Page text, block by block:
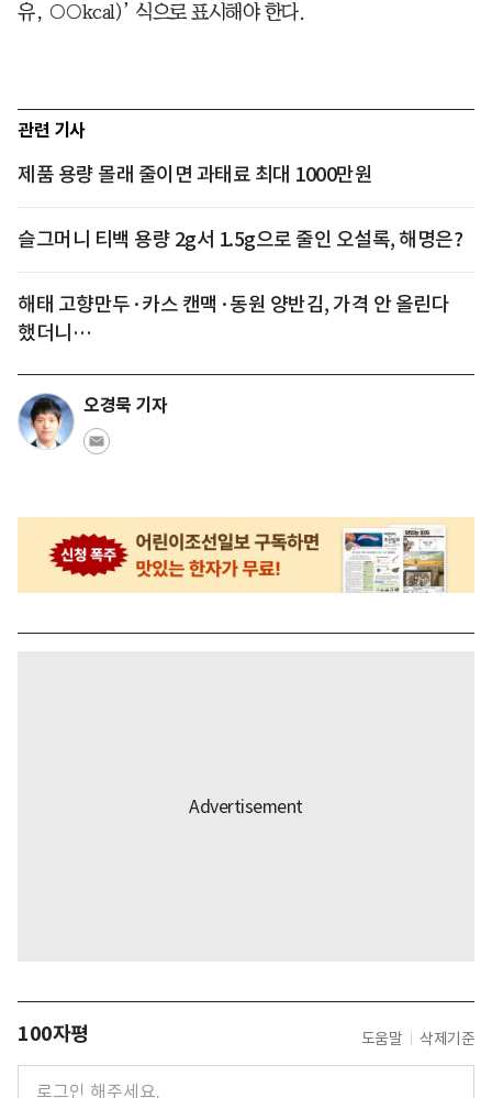
유, ○○kcal)’ 식으로 표시해야 한다.
관련 기사
제품 용량 몰래 줄이면 과태료 최대 1000만원
슬그머니 티백 용량 2g서 1.5g으로 줄인 오설록, 해명은?
해태 고향만두·카스 캔맥·동원 양반김, 가격 안 올린다
했더니…
오경묵 기자
100자평 도움말 삭제기준